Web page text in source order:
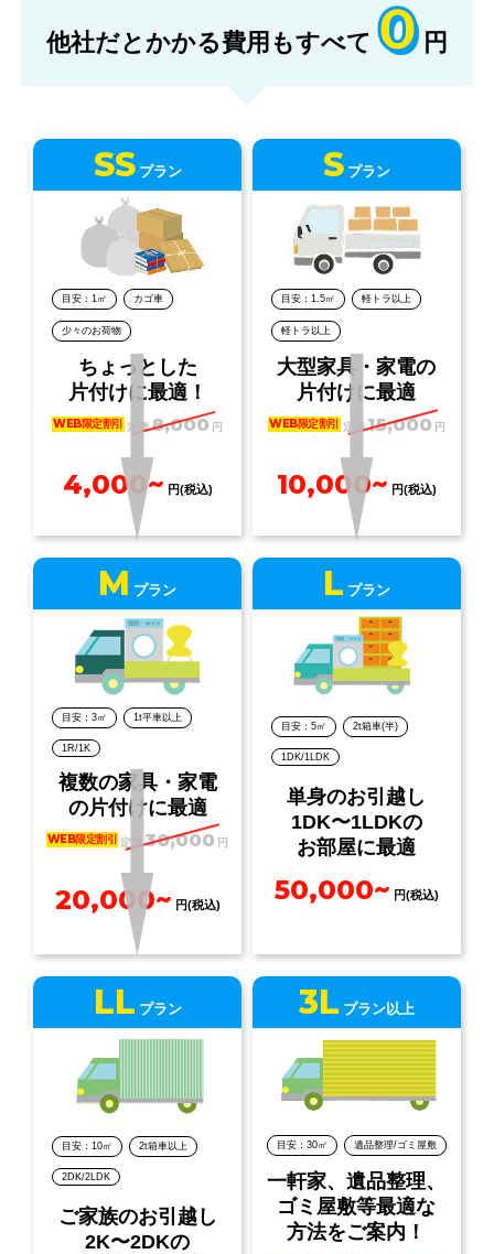
他社だとかかる費用もすべて 0 円
SS プラン
目安：1㎡ カゴ車
少々のお荷物
ちょっとした
片付けに最適！
WEB限定割引 定価8,000 円
4,000~ 円(税込)
S プラン
目安：1.5㎡ 軽トラ以上
軽トラ以上
大型家具・家電の
片付けに最適
WEB限定割引 定価15,000 円
10,000~ 円(税込)
M プラン
目安：3㎡ 1t平車以上
1R/1K
複数の家具・家電
の片付けに最適
WEB限定割引 定価 30,000 円
20,000~ 円(税込)
L プラン
目安：5㎡ 2t箱車(半)
1DK/1LDK
単身のお引越し
1DK〜1LDKの
お部屋に最適
50,000~ 円(税込)
LL プラン
目安：10㎡ 2t箱車以上
2DK/2LDK
ご家族のお引越し
2K〜2DKの
3L プラン以上
目安：30㎡ 遺品整理/ゴミ屋敷
一軒家、遺品整理、
ゴミ屋敷等最適な
方法をご案内！